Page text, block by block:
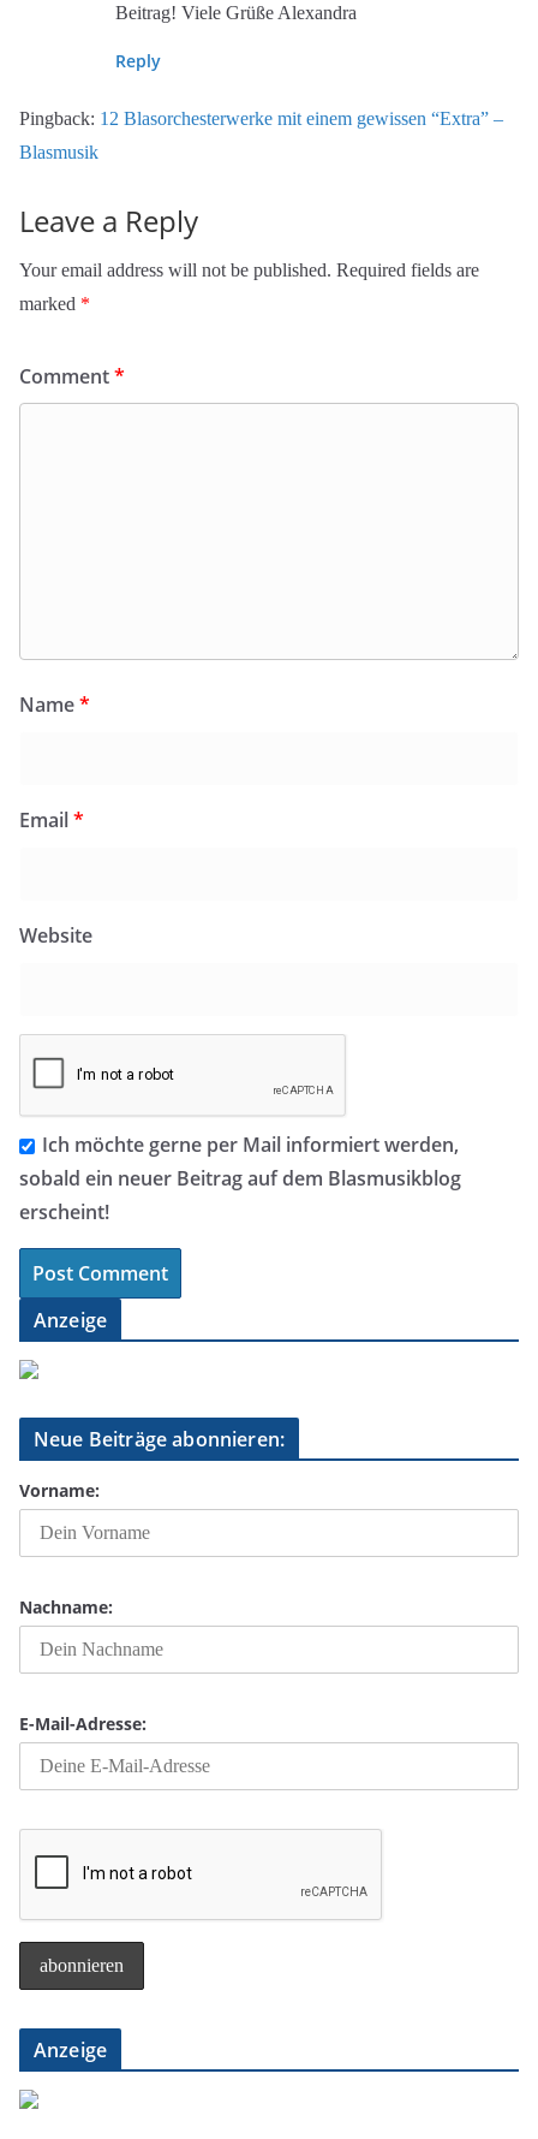
Beitrag! Viele Grüße Alexandra
Reply
Pingback: 12 Blasorchesterwerke mit einem gewissen “Extra” –
Blasmusik
Leave a Reply
Your email address will not be published. Required fields are
marked *
Comment*
Name*
Email*
Website
Ich möchte gerne per Mail informiert werden,
sobald ein neuer Beitrag auf dem Blasmusikblog
erscheint!
Anzeige
Neue Beiträge abonnieren:
Vorname:
Nachname:
E-Mail-Adresse:
Anzeige